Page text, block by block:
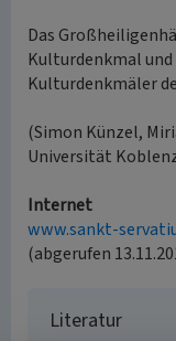
Das
Kulturdenkmal
Kulturdenkmäler
(Simon Künzel,
Universität
Internet
www.sankt-
(abgerufen
Literatur